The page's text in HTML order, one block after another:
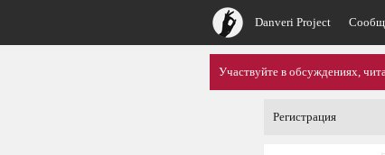
Danveri Project
Участвуйте в обсуждениях,
Регистрация